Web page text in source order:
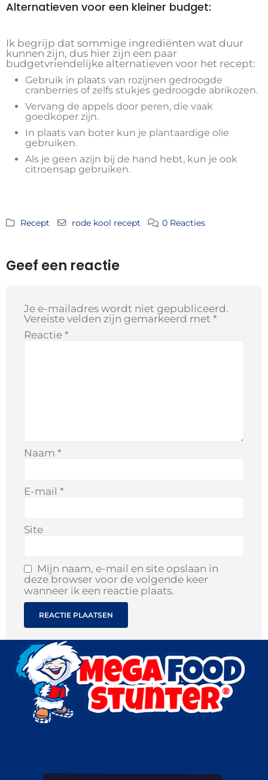
Alternatieven voor een kleiner budget:
Ik begrijp dat sommige ingrediënten wat duur
kunnen zijn, dus hier zijn een paar
budgetvriendelijke alternatieven voor het recept:
Gebruik in plaats van rozijnen gedroogde
cranberries of zelfs stukjes gedroogde abrikozen.
Vervang de appels door peren, die vaak
goedkoper zijn.
In plaats van boter kun je plantaardige olie
gebruiken.
Als je geen azijn bij de hand hebt, kun je ook
citroensap gebruiken.
Recept rode kool recept 0 Reacties
Geef een reactie
Je e-mailadres wordt niet gepubliceerd.
Vereiste velden zijn gemarkeerd met *
Reactie *
Naam *
E-mail *
Site
Mijn naam, e-mail en site opslaan in
deze browser voor de volgende keer
wanneer ik een reactie plaats.